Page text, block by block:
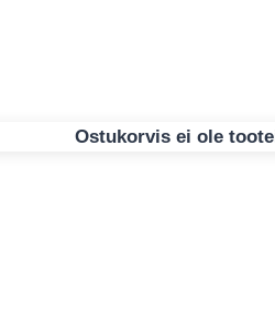
Ostukorvis ei ole